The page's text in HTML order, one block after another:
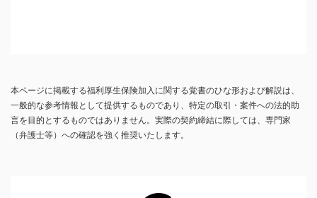
本ページに掲載する福利厚生保険加入に関する覚書のひな形および解説は、
一般的な参考情報として提供するものであり、特定の取引・案件への法的助
言を目的とするものではありません。実際の契約締結に際しては、専門家
（弁護士等）への確認を強く推奨いたします。